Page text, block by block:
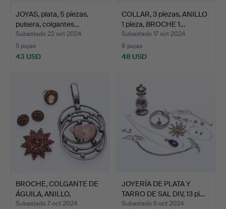
JOYAS, plata, 5 piezas,
pulsera, colgantes…
Subastado 22 oct 2024
5 pujas
43 USD
COLLAR, 3 piezas, ANILLO
1 pieza, BROCHE 1…
Subastado 17 oct 2024
8 pujas
48 USD
BROCHE, COLGANTE DE
ÁGUILA, ANILLO,
GRANAT…
Subastado 7 oct 2024
JOYERÍA DE PLATA Y
TARRO DE SAL DIV, 13 pi…
Subastado 6 oct 2024